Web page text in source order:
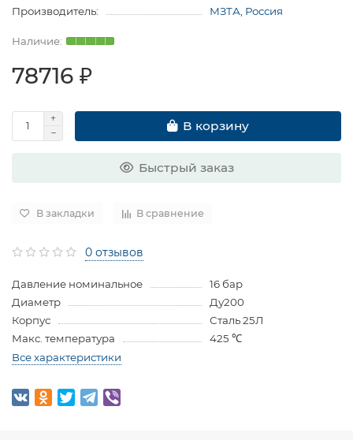
Производитель:
МЗТА, Россия
78716 ₽
В корзину
Быстрый заказ
В закладки В сравнение
0 отзывов
Давление номинальное
16 бар
Диаметр
Ду200
Корпус
Сталь 25Л
Макс. температура
425 ℃
Все характеристики